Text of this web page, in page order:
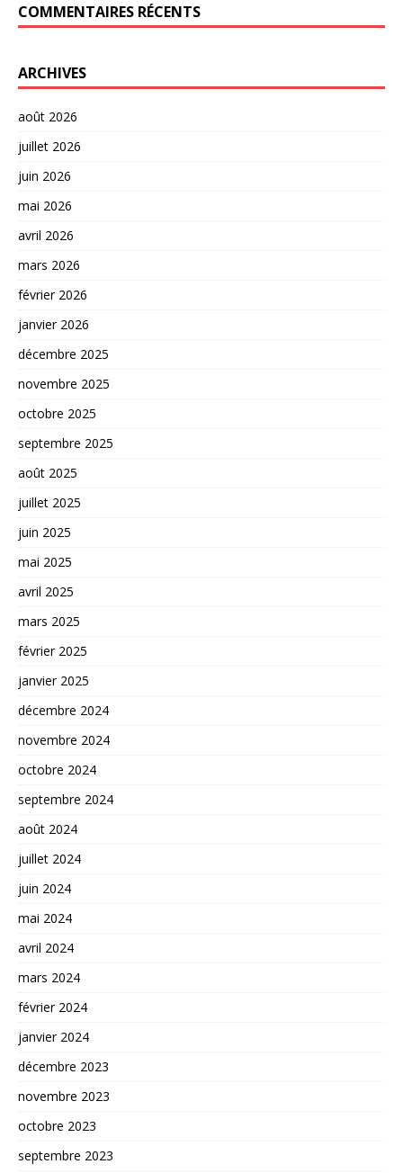
COMMENTAIRES RÉCENTS
ARCHIVES
août 2026
juillet 2026
juin 2026
mai 2026
avril 2026
mars 2026
février 2026
janvier 2026
décembre 2025
novembre 2025
octobre 2025
septembre 2025
août 2025
juillet 2025
juin 2025
mai 2025
avril 2025
mars 2025
février 2025
janvier 2025
décembre 2024
novembre 2024
octobre 2024
septembre 2024
août 2024
juillet 2024
juin 2024
mai 2024
avril 2024
mars 2024
février 2024
janvier 2024
décembre 2023
novembre 2023
octobre 2023
septembre 2023